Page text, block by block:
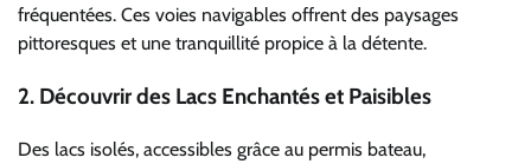
fréquentées. Ces voies navigables offrent des paysages
pittoresques et une tranquillité propice à la détente.
2. Découvrir des Lacs Enchantés et Paisibles
Des lacs isolés, accessibles grâce au permis bateau,